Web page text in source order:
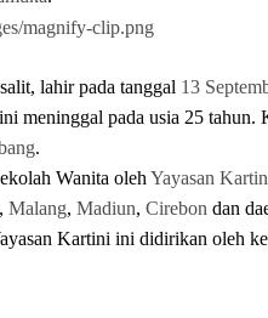
lahir pada tanggal 13
meninggal pada usia 25 tahun.
.
Wanita oleh Yayasan
, Malang, Madiun, Cirebon dan
Kartini ini didirikan oleh